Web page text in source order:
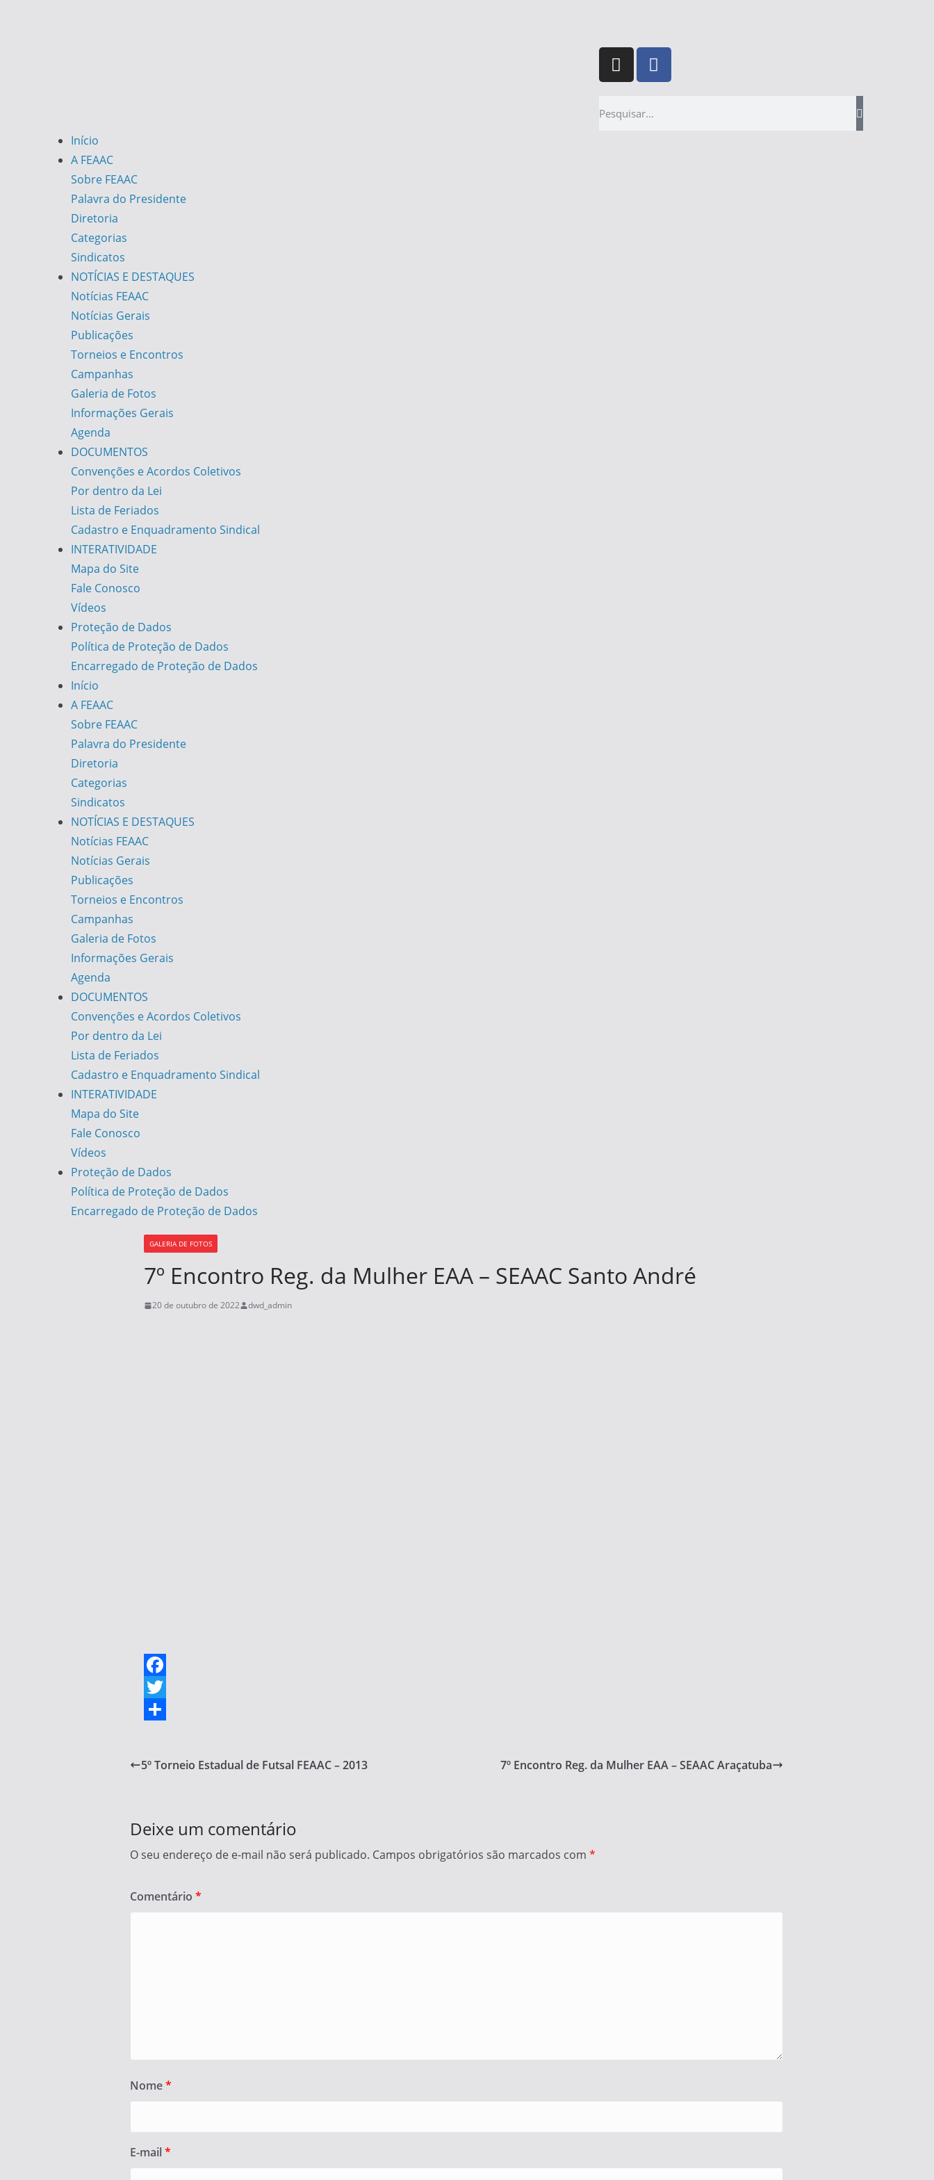
Início
A FEAAC
Sobre FEAAC
Palavra do Presidente
Diretoria
Categorias
Sindicatos
NOTÍCIAS E DESTAQUES
Notícias FEAAC
Notícias Gerais
Publicações
Torneios e Encontros
Campanhas
Galeria de Fotos
Informações Gerais
Agenda
DOCUMENTOS
Convenções e Acordos Coletivos
Por dentro da Lei
Lista de Feriados
Cadastro e Enquadramento Sindical
INTERATIVIDADE
Mapa do Site
Fale Conosco
Vídeos
Proteção de Dados
Política de Proteção de Dados
Encarregado de Proteção de Dados
Início
A FEAAC
Sobre FEAAC
Palavra do Presidente
Diretoria
Categorias
Sindicatos
NOTÍCIAS E DESTAQUES
Notícias FEAAC
Notícias Gerais
Publicações
Torneios e Encontros
Campanhas
Galeria de Fotos
Informações Gerais
Agenda
DOCUMENTOS
Convenções e Acordos Coletivos
Por dentro da Lei
Lista de Feriados
Cadastro e Enquadramento Sindical
INTERATIVIDADE
Mapa do Site
Fale Conosco
Vídeos
Proteção de Dados
Política de Proteção de Dados
Encarregado de Proteção de Dados
GALERIA DE FOTOS
7º Encontro Reg. da Mulher EAA – SEAAC Santo André
20 de outubro de 2022 dwd_admin
F
aT
5º Torneio Estadual de Futsal FEAAC – 2013 7º Encontro Reg. da Mulher EAA – SEAAC Araçatuba
Deixe um comentário
O seu endereço de e-mail não será publicado. Campos obrigatórios são marcados com *
Comentário *
Nome*
E-mail *